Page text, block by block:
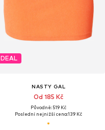
DEAL
NASTY GAL
Od 185 Kč
Původně: 519 Kč
Poslední nejnižší cena:139 Kč